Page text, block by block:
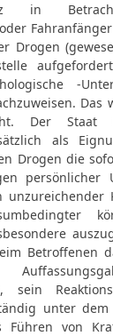
in
Drogen
-
Das
Der Staat
als
Drogen die
persönlicher
unzureichender
Betroffenen
sein
unter
Führen von